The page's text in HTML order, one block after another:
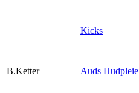
Kicks
B.Ketter Auds Hudpleie